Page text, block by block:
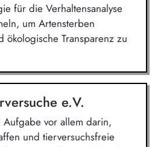
für die Verhaltensanalyse
um Artensterben
ökologische Transparenz zu
e.V.
vor allem darin,
und tierversuchsfreie